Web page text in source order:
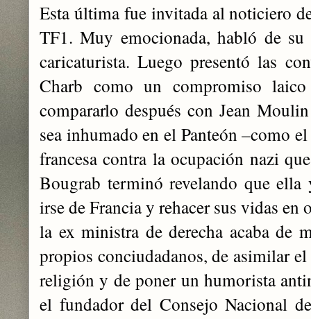
Esta última fue invitada al noticiero
TF1. Muy emocionada, habló de
caricaturista. Luego presentó las
Charb como un compromiso
compararlo después con Jean
sea inhumado en el Panteón –como
francesa contra la ocupación nazi
Bougrab terminó revelando que ella
irse de Francia y rehacer sus vidas en
la ex ministra de derecha acaba de
propios conciudadanos, de asimilar
religión y de poner un humorista
el fundador del Consejo Nacional